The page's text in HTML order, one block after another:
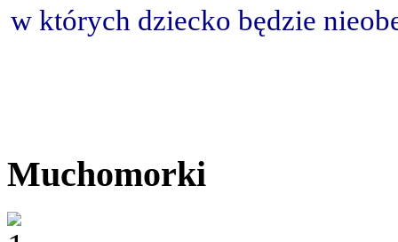
w których dziecko będzie
Muchomorki